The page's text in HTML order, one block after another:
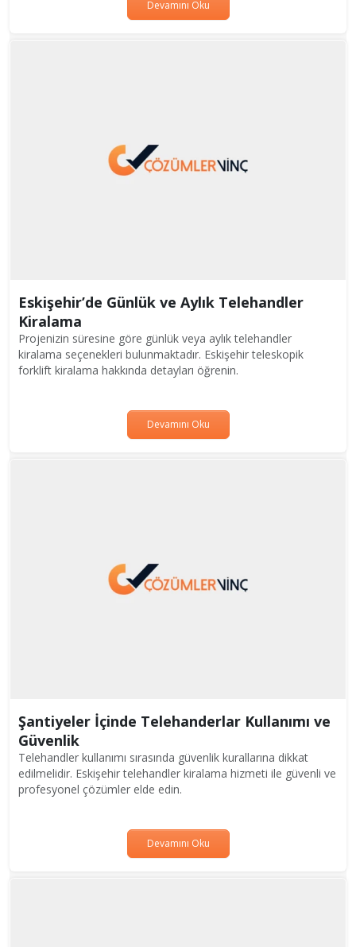
Devamını Oku
Eskişehir’de Günlük ve Aylık Telehandler
Kiralama
Projenizin süresine göre günlük veya aylık telehandler
kiralama seçenekleri bulunmaktadır. Eskişehir teleskopik
forklift kiralama hakkında detayları öğrenin.
Devamını Oku
Şantiyeler İçinde Telehanderlar Kullanımı ve
Güvenlik
Telehandler kullanımı sırasında güvenlik kurallarına dikkat
edilmelidir. Eskişehir telehandler kiralama hizmeti ile güvenli ve
profesyonel çözümler elde edin.
Devamını Oku